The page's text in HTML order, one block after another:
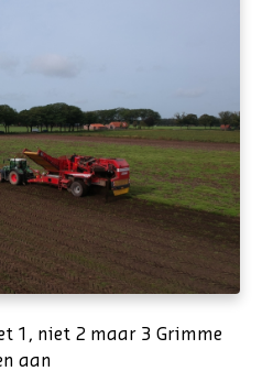
1, niet 2 maar 3 Grimme
aan